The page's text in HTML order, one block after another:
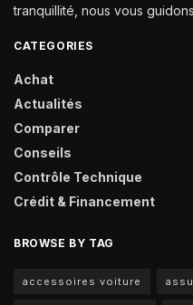
tranquillité, nous vous
CATEGORIES
Achat
Actualités
Comparer
Conseils
Contrôle Technique
Crédit & Financement
BROWSE BY TAG
accessoires voiture